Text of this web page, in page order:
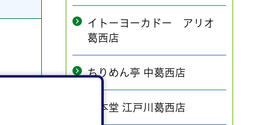
イトーヨーカドー アリオ
葛西店
ちりめん亭 中葛西店
一本堂 江戸川葛西店